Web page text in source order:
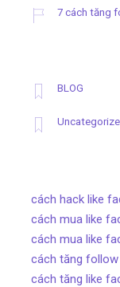
7 cách tăng
BLOG
cách hack like
cách mua like
cách mua like
cách tăng
cách tăng like